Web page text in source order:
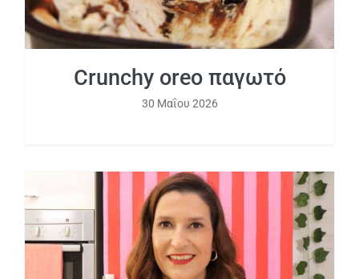
Crunchy oreo παγωτό
30 Μαΐου 2026